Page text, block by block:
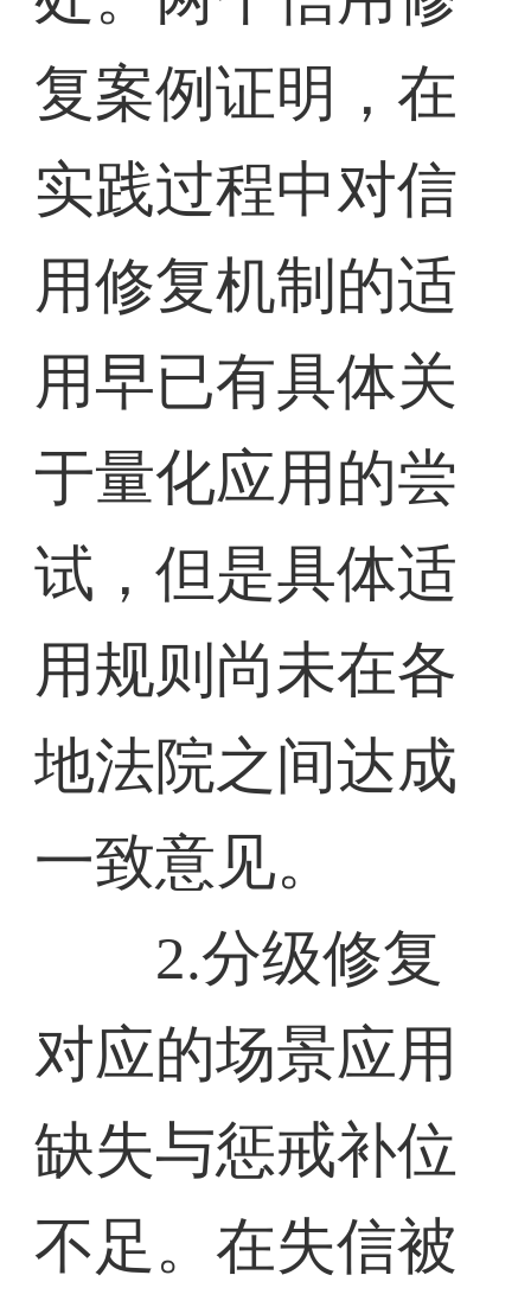
复案例证明，在
实践过程中对信
用修复机制的适
用早已有具体关
于量化应用的尝
试，但是具体适
用规则尚未在各
地法院之间达成
一致意见。
2.分级修复
对应的场景应用
缺失与惩戒补位
不足。在失信被